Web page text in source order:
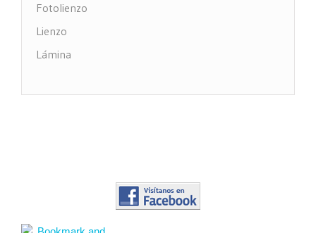
Fotolienzo
Lienzo
Lámina